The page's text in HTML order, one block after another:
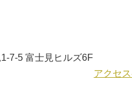
7-5 富士見ヒルズ6F
アクセ